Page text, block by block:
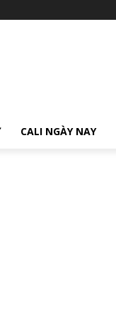
CALI NGÀY NAY